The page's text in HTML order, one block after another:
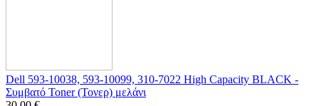
Dell 593-10038, 593-10099, 310-7022 High Capacity BLACK -
Συμβατό Toner (Τονερ) μελάνι